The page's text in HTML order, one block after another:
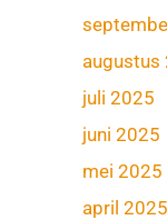
augustus
juli 2025
juni 2025
mei 2025
april 2025